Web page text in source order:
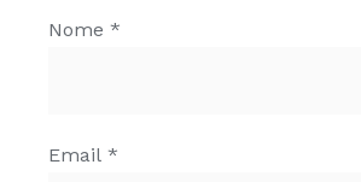
Nome *
Email *